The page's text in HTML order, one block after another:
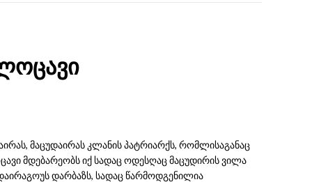
მაცუდაირას კლანის პატრიარქს, რომლისაგანაც
მდებარეობს იქ სადაც ოდესღაც მაცუდირის ვილა
დარბაზს, სადაც წარმოდგენილია